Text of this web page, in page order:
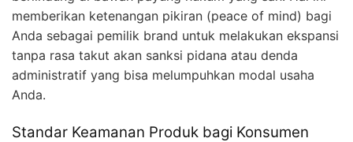
memberikan ketenangan pikiran (peace of mind) bagi
Anda sebagai pemilik brand untuk melakukan ekspansi
tanpa rasa takut akan sanksi pidana atau denda
administratif yang bisa melumpuhkan modal usaha
Anda.
Standar Keamanan Produk bagi Konsumen